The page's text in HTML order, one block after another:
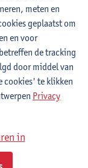
meten en
geplaatst om
en voor
de tracking
door middel van
cookies' te klikken
Privacy
in